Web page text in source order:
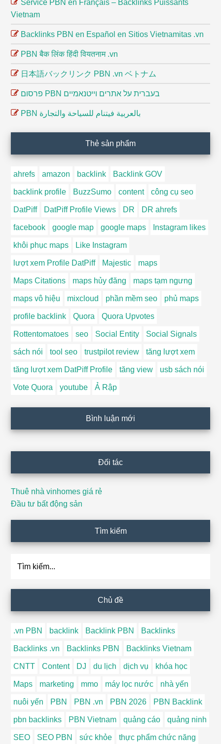
Service PBN en Français – Backlinks Puissants
Vietnam
Backlinks PBN en Español en Sitios Vietnamitas .vn
PBN बैक लिंक हिंदी वियतनाम .vn
日本語バックリンク PBN .vn ベトナム
פרסום PBN בעברית על אתרים וייטנאמיים
PBN بالعربية فيتنام للسياحة والتجارة
Thẻ sản phẩm
ahrefs amazon backlink Backlink GOV
backlink profile BuzzSumo content công cụ seo
DatPiff DatPiff Profile Views DR DR ahrefs
facebook google map google maps Instagram likes
khôi phục maps Like Instagram
lượt xem Profile DatPiff Majestic maps
Maps Citations maps hủy đăng maps tạm ngưng
maps vô hiệu mixcloud phần mềm seo phủ maps
profile backlink Quora Quora Upvotes
Rottentomatoes seo Social Entity Social Signals
sách nói tool seo trustpilot review tăng lượt xem
tăng lượt xem DatPiff Profile tăng view usb sách nói
Vote Quora youtube Ả Rập
Bình luận mới
Đối tác
Thuê nhà vinhomes giá rẻ
Đầu tư bất động sản
Tìm kiếm
Chủ đề
.vn PBN backlink Backlink PBN Backlinks
Backlinks .vn Backlinks PBN Backlinks Vietnam
CNTT Content DJ du lịch dịch vụ khóa học
Maps marketing mmo máy lọc nước nhà yến
nuôi yến PBN PBN .vn PBN 2026 PBN Backlink
pbn backlinks PBN Vietnam quảng cáo quảng ninh
SEO SEO PBN sức khỏe thực phẩm chức năng